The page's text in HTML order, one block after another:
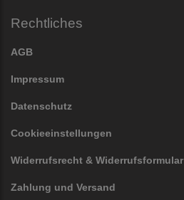
Rechtliches
AGB
Impressum
Datenschutz
Cookieeinstellungen
Widerrufsrecht & Widerrufsformular
Zahlung und Versand